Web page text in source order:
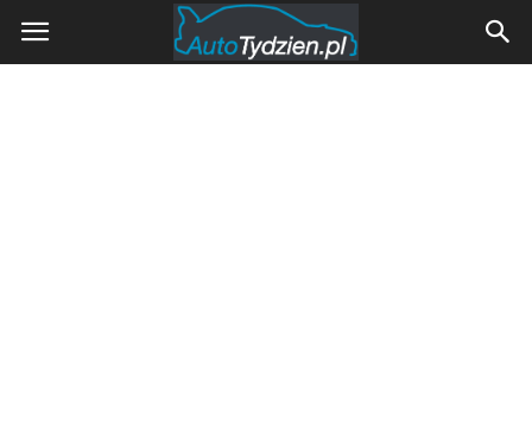
AutoTydzien.pl